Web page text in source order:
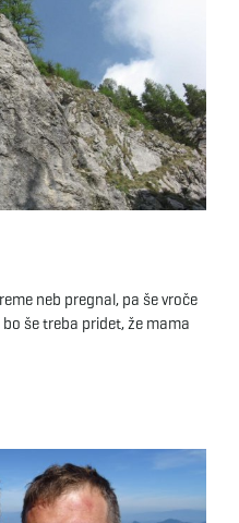
i
i
neb pregnal, pa še vroče
še treba pridet, že mama